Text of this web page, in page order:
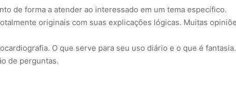
de forma a atender ao interessado em um tema específico.
originais com suas explicações lógicas. Muitas
O que serve para seu uso diário e o que é fantasia.
de perguntas.